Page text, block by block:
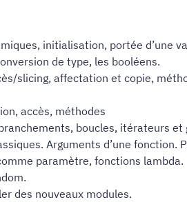
initialisation, portée d’une
de type, les booléens.
slicing, affectation et copie,
accès, méthodes
boucles, itérateurs et
Arguments d’une fonction.
paramètre, fonctions lambda.
des nouveaux modules.